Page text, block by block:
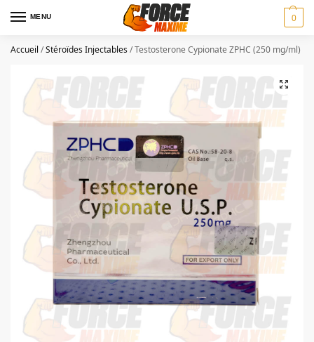
MENU 0
Accueil /Stéroïdes Injectables/Testosterone Cypionate ZPHC (250 mg/ml)